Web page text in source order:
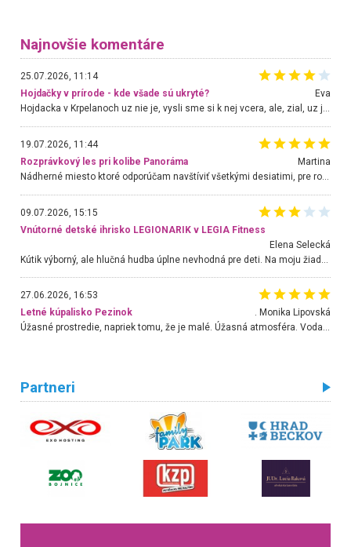
Najnovšie komentáre
25.07.2026, 11:14
Hojdačky v prírode - kde všade sú ukryté?
Eva
Hojdacka v Krpelanoch uz nie je, vysli sme si k nej vcera, ale, zial, uz je znicena. Ak sem planujete cestu len kvoli hojdacke, mozete si ju usetrit. Krasny vyhlad je tu vsak aj bez hojdacky :-)
19.07.2026, 11:44
Rozprávkový les pri kolibe Panoráma
Martina
Nádherné miesto ktoré odporúčam navštíviť všetkými desiatimi, pre rodiny s deťmi, dôchodcom... Proste a jednoducho ozaj rozprávkový les.. určite ešte prídeme. Odniesli sme si na pamiatku krásne tričká,
09.07.2026, 15:15
Vnútorné detské ihrisko LEGIONARIK v LEGIA Fitness
Elena Selecká
27.06.2026, 16:53
Letné kúpalisko Pezinok
. Monika Lipovská
Úžasné prostredie, napriek tomu, že je malé. Úžasná atmosféra. Voda fantastická a nádherná. Ľudí je pomerne veľa, ale su mili a ohľaduplní. Je veľmi zaujímavé sledovať, ako dokážu spolu športovať cudzí ľudia a bez ohľadu na vek. Vládne tu pohoda. Vnuka neviem dostať z vody. Ďakujem za krásny deň . Urcite sa sem vrátim. Jediný problém je s parkovaním, ale aj ten sa mi podarilo vyriešiť. Monika Bratislava
Partneri